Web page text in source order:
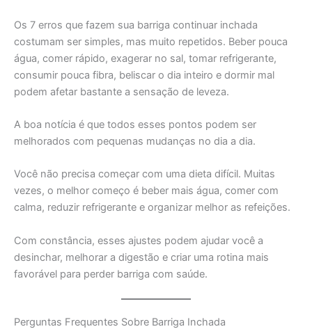
Os 7 erros que fazem sua barriga continuar inchada
costumam ser simples, mas muito repetidos. Beber pouca
água, comer rápido, exagerar no sal, tomar refrigerante,
consumir pouca fibra, beliscar o dia inteiro e dormir mal
podem afetar bastante a sensação de leveza.
A boa notícia é que todos esses pontos podem ser
melhorados com pequenas mudanças no dia a dia.
Você não precisa começar com uma dieta difícil. Muitas
vezes, o melhor começo é beber mais água, comer com
calma, reduzir refrigerante e organizar melhor as refeições.
Com constância, esses ajustes podem ajudar você a
desinchar, melhorar a digestão e criar uma rotina mais
favorável para perder barriga com saúde.
Perguntas Frequentes Sobre Barriga Inchada